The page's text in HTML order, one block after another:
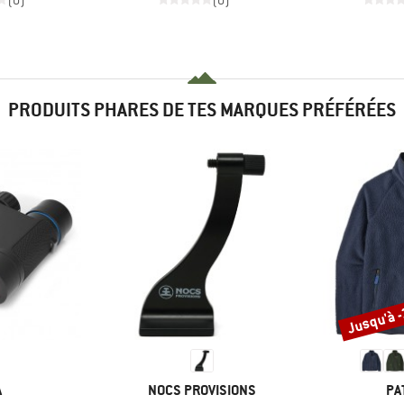
PRODUITS PHARES DE TES MARQUES PRÉFÉRÉES
MARQUE
NOCS PROVISIONS
Remise
Jusqu'à